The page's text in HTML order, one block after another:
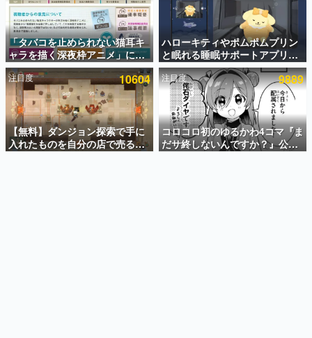
ゲームの企画書
名作ゲームクリエイターの方々に製作時のエピソードをお
聞きし、ヒットする企画（ゲーム）とは何か？を探ってい
きます。
赫本
この物語を解いてはいけない。『赫本』は、〈試験問題〉
の形をした短編ホラー小説集です。
新世代に訊く
これからのデジタルゲーム市場を担う若きクリエイター達
の姿を追い、彼らのルーツと情熱を探っていきます。
「タバコを止められない猫耳キ
ャラを描く深夜枠アニメ」に視
聴者の一部から批判意見。違法
薬物の使用と思わしき描写も含
めて、BPOが議論を交わす
ハローキティやポムポムプリン
と眠れる睡眠サポートアプリ
『ゆめたび』が配信中。キャラ
ごとのASMRや目覚ましアラー
ムも搭載
注目度 10604
【無料】ダンジョン探索で手に
入れたものを自分の店で売るゲ
ーム『Moonlighter』がSteam
注目度 9889
コロコロ初のゆるかわ4コマ『ま
だサ終しないんですか？』公開
スタート。主人公は新入社員の